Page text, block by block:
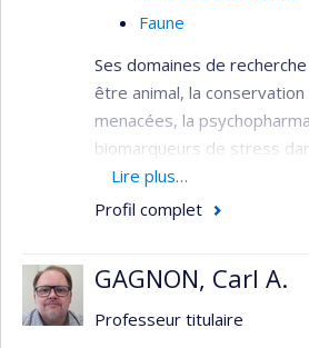
Faune
Ses domaines de
être animal, la
menacées, la
biomarqueurs de stress
espèces.
Lire plus…
Profil complet
GAGNON, Carl A.
Professeur titulaire